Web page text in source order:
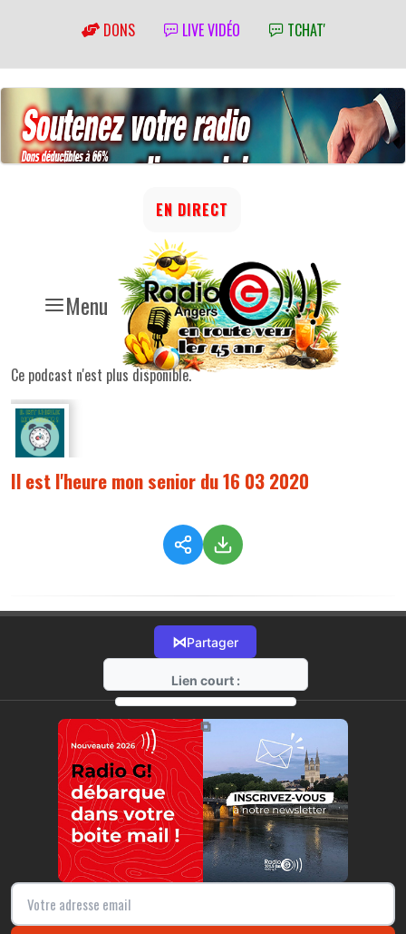
DONS LIVE VIDÉO TCHAT'
Menu
EN DIRECT
Ce podcast n'est plus disponible.
Il est l'heure mon senior du 16 03 2020
⋈Partager
Lien court :
https://radio-g.fr?1644
⧉